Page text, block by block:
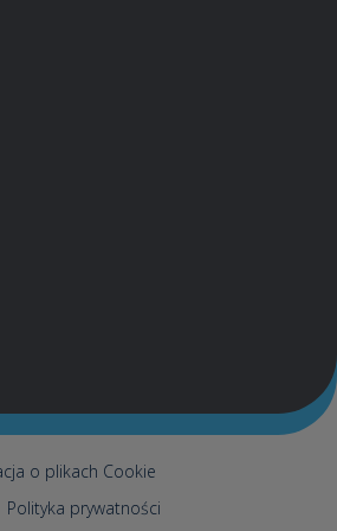
o plikach Cookie
Polityka prywatności